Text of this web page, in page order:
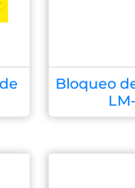
Bloqueo